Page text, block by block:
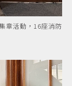
章活動，16座消防